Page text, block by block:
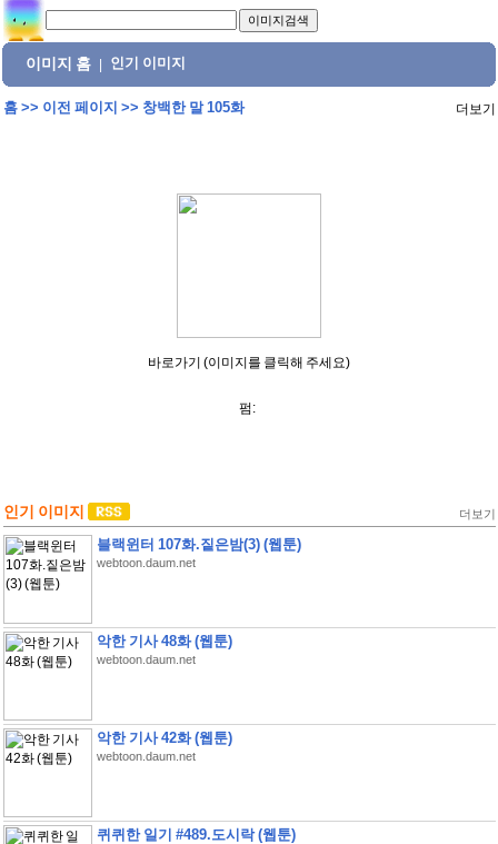
이미지 홈 인기 이미지
홈>> 이전 페이지 >> 창백한 말 105화 더보기
바로가기 (이미지를 클릭해 주세요)
펌:
인기 이미지 더보기
블랙윈터 107화.짙은밤(3) (웹툰)
webtoon.daum.net
악한 기사 48화 (웹툰)
webtoon.daum.net
악한 기사 42화 (웹툰)
webtoon.daum.net
퀴퀴한 일기 #489.도시락 (웹툰)